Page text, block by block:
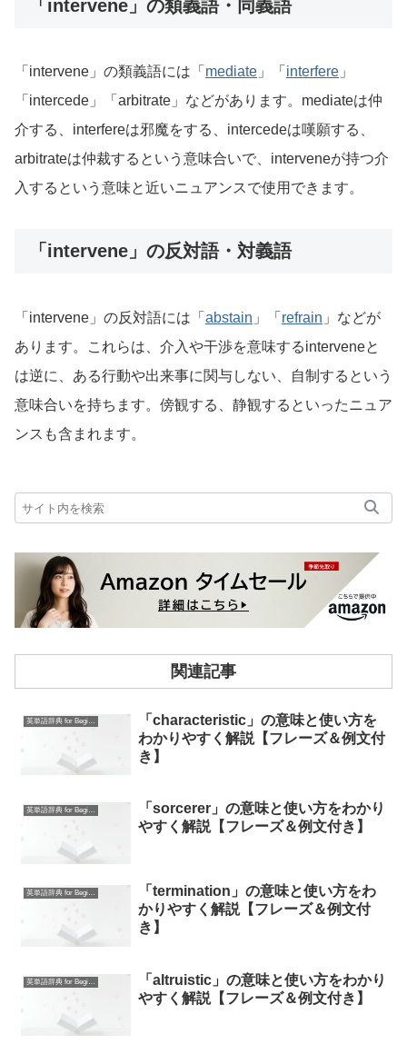
「intervene」の類義語・同義語
「intervene」の類義語には「 mediate 」「 interfere 」
「intercede」「arbitrate」などがあります。mediateは仲
介する、interfereは邪魔をする、intercedeは嘆願する、
arbitrateは仲裁するという意味合いで、interveneが持つ介
入するという意味と近いニュアンスで使用できます。
「intervene」の反対語・対義語
「intervene」の反対語には「 abstain 」「 refrain 」などが
あります。これらは、介入や干渉を意味するinterveneと
は逆に、ある行動や出来事に関与しない、自制するという
意味合いを持ちます。傍観する、静観するといったニュア
ンスも含まれます。
関連記事
英単語辞典 for Beginners
「characteristic」の意味と使い方を
わかりやすく解説【フレーズ＆例文付
き】
英単語辞典 for Beginners
「sorcerer」の意味と使い方をわかり
やすく解説【フレーズ＆例文付き】
英単語辞典 for Beginners
「termination」の意味と使い方をわ
かりやすく解説【フレーズ＆例文付
き】
英単語辞典 for Beginners
「altruistic」の意味と使い方をわかり
やすく解説【フレーズ＆例文付き】